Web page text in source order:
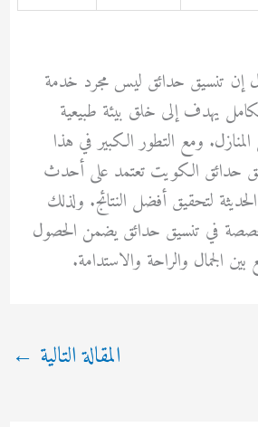
إن تنسيق حدائق ليس مجرد خدمة
يهدف إلى خلق بيئة طبيعية
ومع التطور الكبير في هذا
حدائق الكويت تعتمد على أحدث
لتحقيق أفضل النتائج. ولذلك
في تنسيق حدائق يضمن الحصول
الجمال والراحة والاستدامة.
المقالة التالية ←